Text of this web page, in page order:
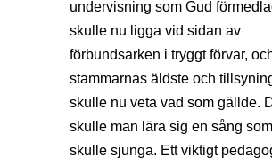
undervisning som Gud
skulle nu ligga vid sidan av
förbundsarken i tryggt förvar,
stammarnas äldste och
skulle nu veta vad som gällde.
skulle man lära sig en sång
skulle sjunga. Ett viktigt